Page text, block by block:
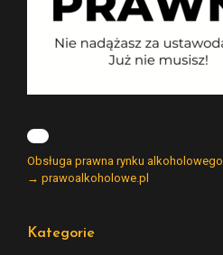
Obsługa prawna rynku alkoholowego
→ prawoalkoholowe.pl
Kategorie